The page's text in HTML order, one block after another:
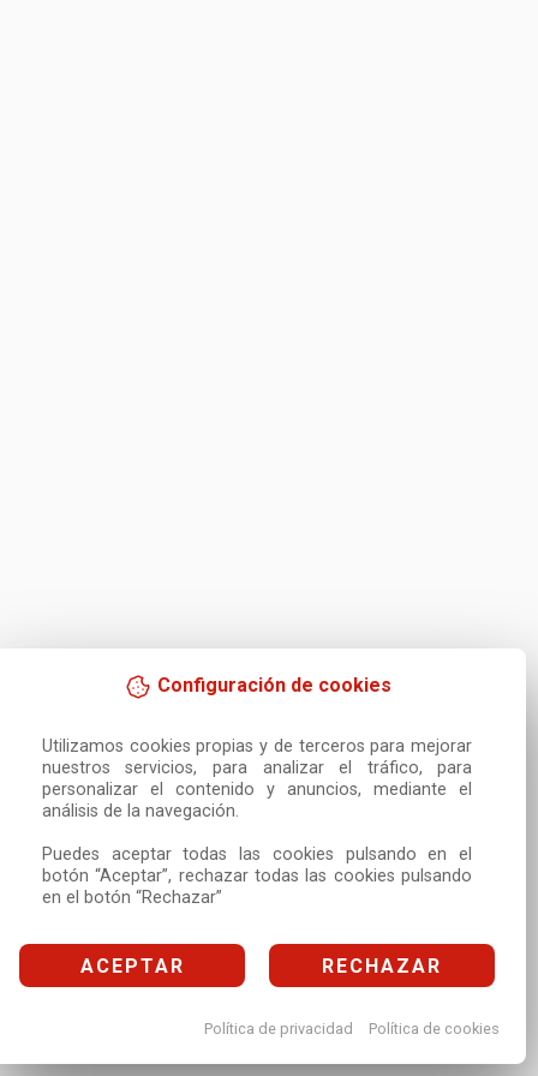
Configuración de cookies
Utilizamos cookies propias y de terceros para mejorar
nuestros servicios, para analizar el tráfico, para
personalizar el contenido y anuncios, mediante el
análisis de la navegación.
Puedes aceptar todas las cookies pulsando en el
botón “Aceptar”, rechazar todas las cookies pulsando
en el botón “Rechazar”
ACEPTAR RECHAZAR
Política de privacidad Política de cookies